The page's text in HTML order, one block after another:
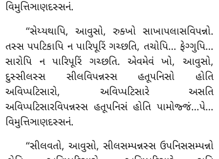
વિમુત્તિઞાણદસ્સનં.
‘‘સેય્યથાપિ, આવુસો, રુક્ખો સાખાપલાસવિપન્નો.
તસ્સ પપટિકાપિ ન પારિપૂરિં ગચ્છતિ, તચોપિ… ફેગ્ગુપિ…
સારોપિ ન પારિપૂરિં ગચ્છતિ. એવમેવં ખો, આવુસો,
દુસ્સીલસ્સ સીલવિપન્નસ્સ હતૂપનિસો હોતિ
અવિપ્પટિસારો, અવિપ્પટિસારે અસતિ
અવિપ્પટિસારવિપન્નસ્સ હતૂપનિસં હોતિ પામોજ્જં…પે…
વિમુત્તિઞાણદસ્સનં.
‘‘સીલવતો, આવુસો, સીલસમ્પન્નસ્સ ઉપનિસસમ્પન્નો